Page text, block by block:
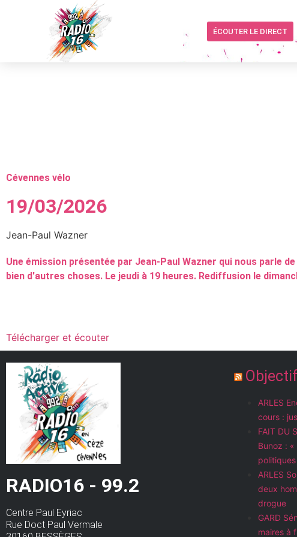
ÉCOUTER LE DIRECT
Cévennes vélo
19/03/2026
Jean-Paul Wazner
Une émission présentée par Jean-Paul Wazner qui nous parle
bien d'autres choses. Le jeudi à 19 heures. Rediffusion le
Télécharger et écouter
RADIO16 - 99.2
Centre Paul Eyriac
Rue Doct Paul Vermale
ARLES
cours :
FAIT DU
Bunoz :
politiques
ARLES
deux
drogue
GARD
maires à